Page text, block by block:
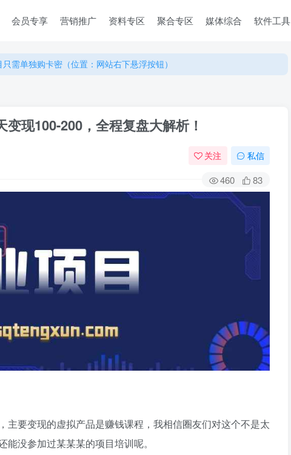
会员专享 营销推广 资料专区 聚合专区 媒体综合 软件工具
需单独购卡密（位置：网站右下悬浮按钮）
需单独购卡密（位置：网站右下悬浮按钮）
现100-200，全程复盘大解析！
关注 私信
460 83
主要变现的虚拟产品是赚钱课程，我相信圈友们对这个不是太
没参加过某某某的项目培训呢。